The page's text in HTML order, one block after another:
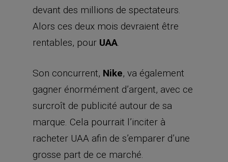
devant des millions de spectateurs.
Alors ces deux mois devraient être
rentables, pour UAA
Son concurrent, Nike, va également
gagner énormément d’argent, avec ce
surcroît de publicité autour de sa
marque. Cela pourrait l’inciter à
racheter UAA afin de s’emparer d’une
grosse part de ce marché.